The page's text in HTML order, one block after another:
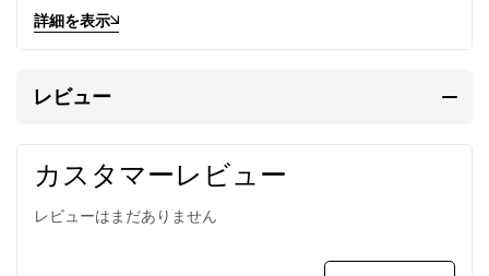
多色性という不思議な性質を持っています。青色や紫
一粒一粒異なる色合いが魅力で、単一色の石とはまた
インクルージョン（内包物）に光が複雑に反射し色を
変え、奥行きのある表情を見せてくれます。
詳細を表示
レビュー
カスタマーレビュー
レビューはまだありません